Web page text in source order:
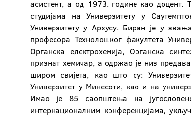
асистент, а од 1973. године као доцент.
студијама на Универзитету у
Универзитету у Архусу. Биран је у
професора Технолошког факултета
Органска електрохемија, Органска
признат хемичар, а одржао је низ
широм свијета, као што су:
Универзитет у Минесоти, као и на
Имао је 85 саопштења на
интернационалним конференцијама,